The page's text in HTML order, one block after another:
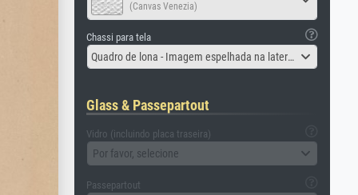
(Canvas Venezia)
Chassi para tela
Quadro de lona - Imagem espelhada na lateral
Glass & Passepartout
Vidro (incluindo placa traseira)
Por favor, selecione
Passepartout